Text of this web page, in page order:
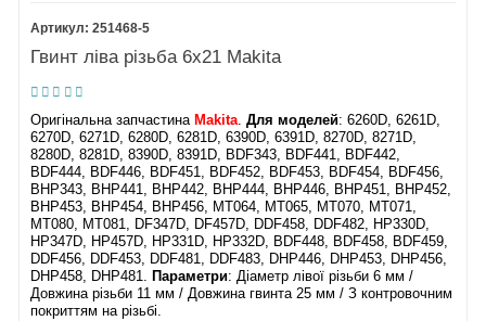
251468-5
Гвинт ліва різьба 6х21 Makita
Оригінальна запчастина Makita.Для моделей: 6260D, 6261D,
6270D, 6271D, 6280D, 6281D, 6390D, 6391D, 8270D, 8271D,
8280D, 8281D, 8390D, 8391D, BDF343, BDF441, BDF442,
BDF444, BDF446, BDF451, BDF452, BDF453, BDF454, BDF456,
BHP343, BHP441, BHP442, BHP444, BHP446, BHP451, BHP452,
BHP453, BHP454, BHP456, MT064, MT065, MT070, MT071,
MT080, MT081, DF347D, DF457D, DDF458, DDF482, HP330D,
HP347D, HP457D, HP331D, HP332D, BDF448, BDF458, BDF459,
DDF456, DDF453, DDF481, DDF483, DHP446, DHP453, DHP456,
DHP458, DHP481​. Параметри: Діаметр лівої різьби 6 мм /
Довжина різьби 11 мм / Довжина гвинта 25 мм / З контровочним
покриттям на різьбі.